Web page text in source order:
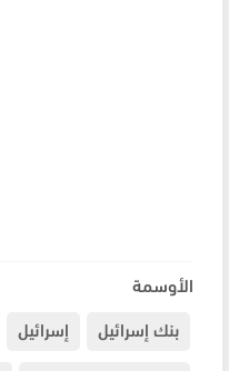
الأوسمة
بنك إسرائيل
إسرائيل